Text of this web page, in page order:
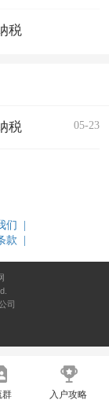
税
税 05-23
们 |
款 |
司
群 入户攻略